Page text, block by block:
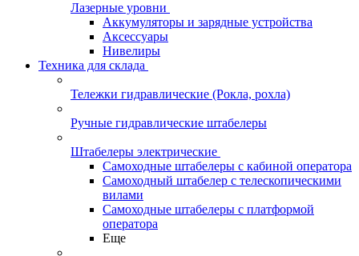
Лазерные уровни
Аккумуляторы и зарядные устройства
Аксессуары
Нивелиры
Техника для склада
Тележки гидравлические (Рокла, рохла)
Ручные гидравлические штабелеры
Штабелеры электрические
Самоходные штабелеры с кабиной оператора
Самоходный штабелер с телескопическими
вилами
Самоходные штабелеры с платформой
оператора
Еще